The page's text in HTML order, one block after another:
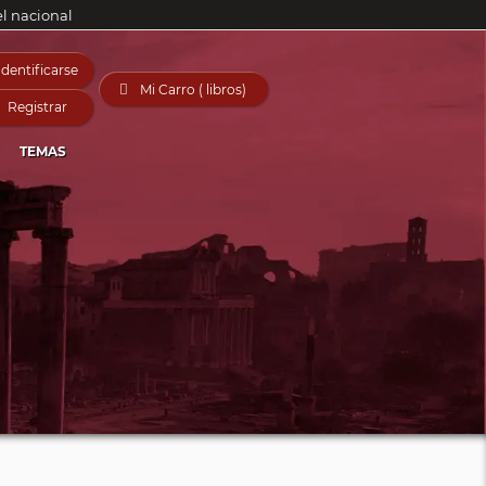
nacional
Registrar
 Mi Carro ( libros)
TEMAS